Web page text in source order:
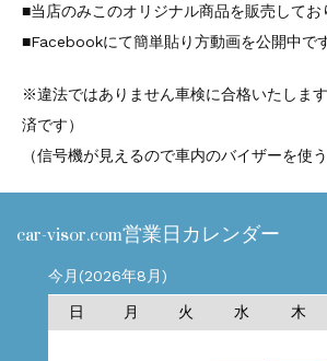
■当店のみこのオリジナル商品を販売してお
■Facebookにて簡単貼り方動画を公開中で
※違法ではありません車検に合格いたしま
済です）
（信号機が見えるので車内のバイザーを使
car-visor.com営業日カレンダー
今月(2026年8月)
日 月 火 水 木